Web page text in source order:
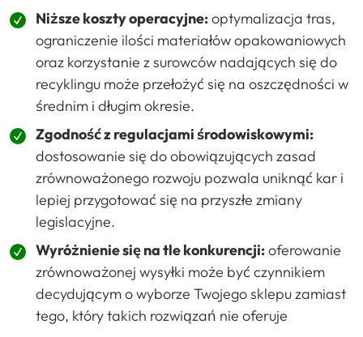
Niższe koszty operacyjne:optymalizacja tras,
ograniczenie ilości materiałów opakowaniowych
oraz korzystanie z surowców nadających się do
recyklingu może przełożyć się na oszczędności w
średnim i długim okresie.
Zgodność z regulacjami środowiskowymi:
dostosowanie się do obowiązujących zasad
zrównoważonego rozwoju pozwala uniknąć kar i
lepiej przygotować się na przyszłe zmiany
legislacyjne.
Wyróżnienie się na tle konkurencji:oferowanie
zrównoważonej wysyłki może być czynnikiem
decydującym o wyborze Twojego sklepu zamiast
tego, który takich rozwiązań nie oferuje